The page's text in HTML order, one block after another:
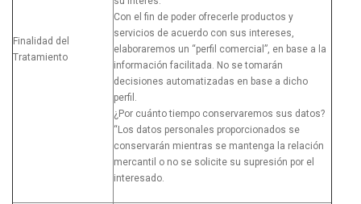
Finalidad del
Tratamiento
Con el fin de poder ofrecerle productos y
servicios de acuerdo con sus intereses,
elaboraremos un “perfil comercial”, en base a la
información facilitada. No se tomarán
decisiones automatizadas en base a dicho
perfil.
¿Por cuánto tiempo conservaremos sus datos?
“Los datos personales proporcionados se
conservarán mientras se mantenga la relación
mercantil o no se solicite su supresión por el
interesado.